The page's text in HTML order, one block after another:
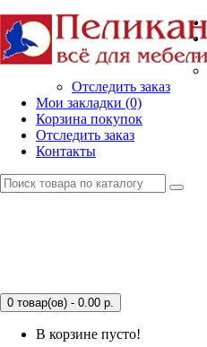
Отследить заказ
Мои закладки (0)
Корзина покупок
Отследить заказ
Контакты
0 товар(ов) - 0.00 р.
В корзине пусто!